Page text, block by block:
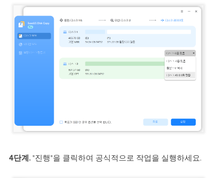
4단계."진행"을 클릭하여 공식적으로 작업을 실행하세요.